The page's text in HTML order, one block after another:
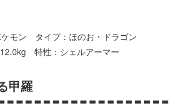
モン タイプ：ほのお・ドラゴン
特性：シェルアーマー
甲羅